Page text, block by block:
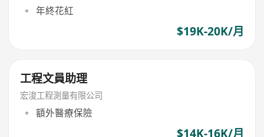
年終花紅
$19K-20K/月
工程文員助理
宏浚工程測量有限公司
額外醫療保險
$14K-16K/月